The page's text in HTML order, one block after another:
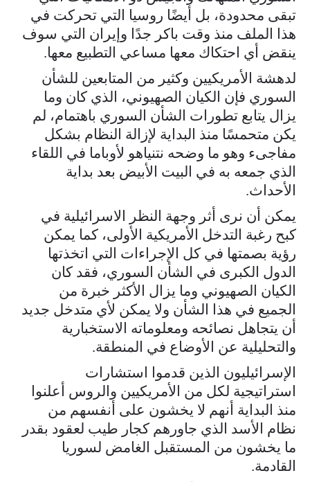
تبقى محدودة، بل أيضًا روسيا التي تحركت في
هذا الملف منذ وقت باكر جدًا وإيران التي سوف
ينقض أي احتكاك معها مساعي التطبيع معها.
لدهشة الأمريكيين وكثير من المتابعين للشأن
السوري فإن الكيان الصهيوني، الذي كان وما
يزال يتابع تطورات الشأن السوري باهتمام، لم
يكن متحمسًا منذ البداية لإزالة النظام بشكل
مفاجىء وهو ما وضحه نتنياهو لأوباما في اللقاء
الذي جمعه به في البيت الأبيض بعد بداية
الأحداث.
يمكن أن نرى أثر وجهة النظر الاسرائيلية في
كبح رغبة التدخل الأمريكية الأولى، كما يمكن
رؤية بصمتها في كل الإجراءات التي اتخذتها
الدول الكبرى في الشأن السوري، فقد كان
الكيان الصهيوني وما يزال الأكثر خبرة من
الجميع في هذا الشأن ولا يمكن لأي متدخل جديد
أن يتجاهل نصائحه ومعلوماته الاستخبارية
والتحليلية عن الأوضاع في المنطقة.
الإسرائيليون الذين قدموا استشارات
استراتيجية لكل من الأمريكيين والروس أعلنوا
منذ البداية أنهم لا يخشون على أنفسهم من
نظام الأسد الذي جاورهم كجار طيب لعقود بقدر
ما يخشون من المستقبل الغامض لسوريا
القادمة.